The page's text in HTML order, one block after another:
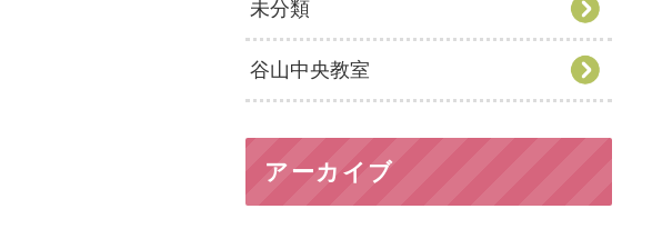
未分類
谷山中央教室
アーカイブ